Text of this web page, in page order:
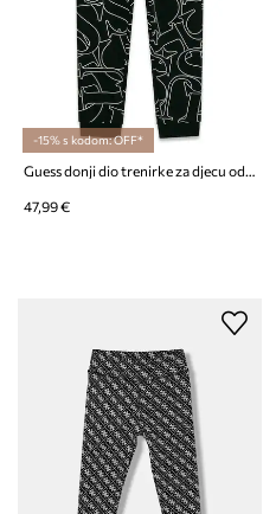
-15% s kodom: OFF*
Guess donji dio trenirke za djecu od pamuka
47,99 €